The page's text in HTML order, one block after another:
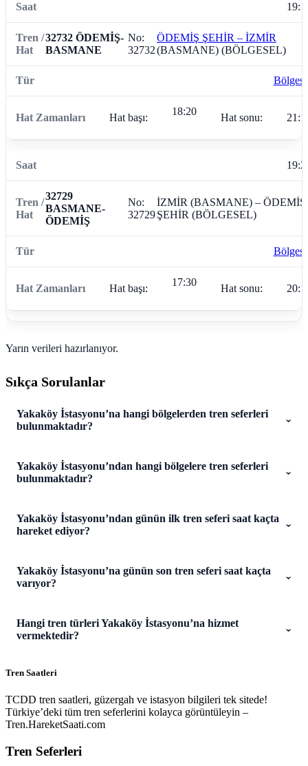
32732 ÖDEMİŞ-
BASMANE
No:
32732
ÖDEMİŞ ŞEHİR – İZMİR
(BASMANE) (BÖLGESEL)
Hat başı:
18:20
Hat sonu:
32729
BASMANE-
ÖDEMİŞ
No:
32729
İZMİR (BASMANE) – ÖDEMİŞ
ŞEHİR (BÖLGESEL)
Hat başı:
17:30
Hat sonu:
Yarın verileri hazırlanıyor.
Sıkça Sorulanlar
Yakaköy İstasyonu’na hangi bölgelerden tren seferleri
bulunmaktadır?
Yakaköy İstasyonu’ndan hangi bölgelere tren seferleri
bulunmaktadır?
Yakaköy İstasyonu’ndan günün ilk tren seferi saat kaçta
hareket ediyor?
Yakaköy İstasyonu’na günün son tren seferi saat kaçta
varıyor?
Hangi tren türleri Yakaköy İstasyonu’na hizmet
vermektedir?
Tren Saatleri
TCDD tren saatleri, güzergah ve istasyon bilgileri tek sitede!
Türkiye’deki tüm tren seferlerini kolayca görüntüleyin –
Tren.HareketSaati.com
Tren Seferleri